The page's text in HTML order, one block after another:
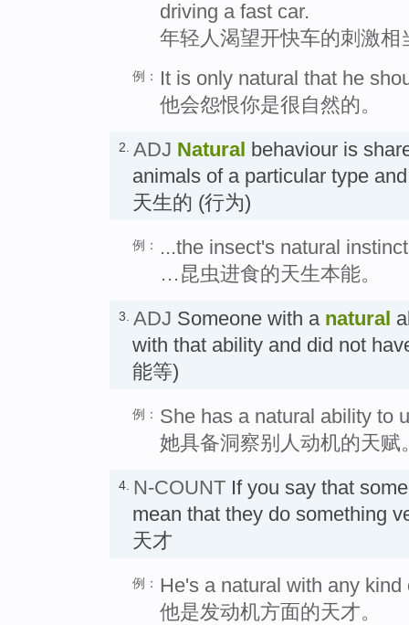
driving a fast car.
年轻人渴望开快车的刺激相
例：
It is only natural that he
他会怨恨你是很自然的。
2. ADJ Natural behaviour is
animals of a particular type
天生的 (行为)
例：
...the insect's natural
…昆虫进食的天生本能。
3. ADJ Someone with a natural
with that ability and did not
能等)
例： She has a natural ability to
她具备洞察别人动机的天赋
4. N-COUNT If you say that
mean that they do something
天才
例： He's a natural with any kind
他是发动机方面的天才。